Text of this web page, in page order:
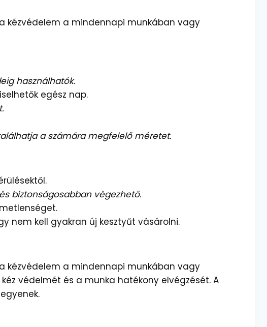
kézvédelem a mindennapi munkában vagy
használhatók.
egész nap.
a számára megfelelő méretet.
biztonságosabban végezhető.
nem kell gyakran új kesztyűt vásárolni.
kézvédelem a mindennapi munkában vagy
védelmét és a munka hatékony elvégzését. A